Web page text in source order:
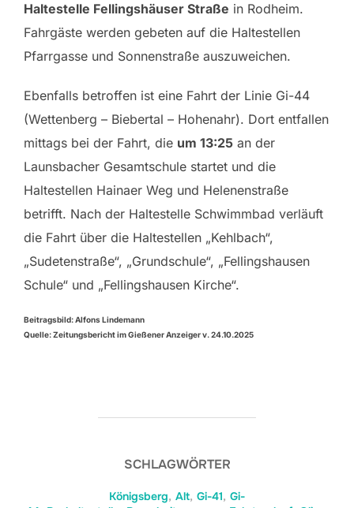
Haltestelle Fellingshäuser Straße in Rodheim.
Fahrgäste werden gebeten auf die Haltestellen
Pfarrgasse und Sonnenstraße auszuweichen.
Ebenfalls betroffen ist eine Fahrt der Linie Gi-44
(Wettenberg – Biebertal – Hohenahr). Dort entfallen
mittags bei der Fahrt, die um 13:25 an der
Launsbacher Gesamtschule startet und die
Haltestellen Hainaer Weg und Helenenstraße
betrifft. Nach der Haltestelle Schwimmbad verläuft
die Fahrt über die Haltestellen „Kehlbach“,
„Sudetenstraße“, „Grundschule“, „Fellingshausen
Schule“ und „Fellingshausen Kirche“.
Beitragsbild: Alfons Lindemann
Quelle: Zeitungsbericht im Gießener Anzeiger v. 24.10.2025
SCHLAGWÖRTER
Königsberg, Alt, Gi-41, Gi-